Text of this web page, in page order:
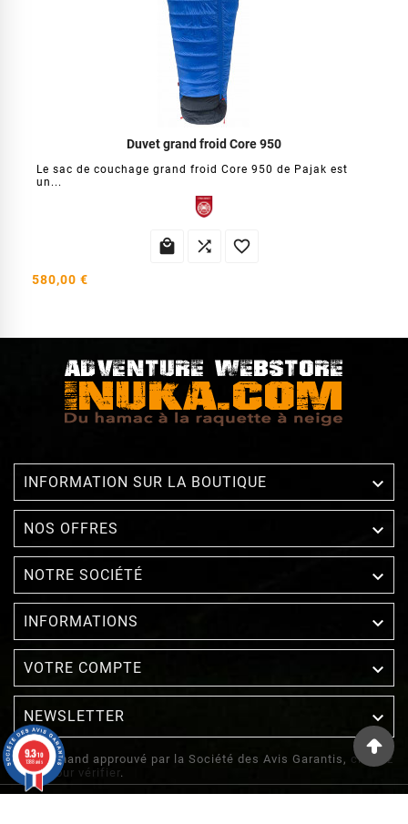
Duvet grand froid Core 950
Le sac de couchage grand froid Core 950 de Pajak est
un...
  
580,00 €
INFORMATION SUR LA BOUTIQUE 
NOS OFFRES 
NOTRE SOCIÉTÉ 
INFORMATIONS 
VOTRE COMPTE 
NEWSLETTER 
Marchand approuvé par la Société des Avis Garantis, cliquez
ici pour vérifier.
9.3/10
1388 avis